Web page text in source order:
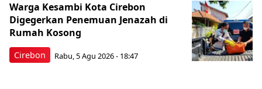
Cirebon
Warga Kesambi Kota Cirebon
Digegerkan Penemuan Jenazah di
Rumah Kosong
Rabu, 5 Agu 2026 - 18:47